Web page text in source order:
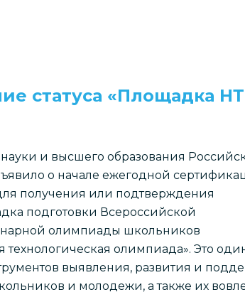
статуса «Площадка
и высшего образования
о начале ежегодной
получения или подтверждения
подготовки Всероссийской
олимпиады школьников
технологическая олимпиада». Это
выявления, развития и
и молодежи, а также их